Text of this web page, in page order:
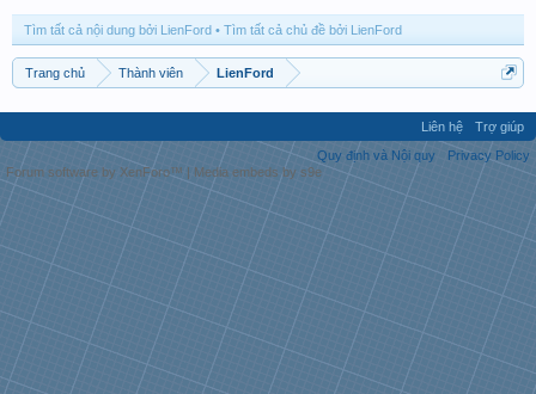
Tìm tất cả nội dung bởi LienFord Tìm tất cả chủ đề bởi LienFord
Trang chủ Thành viên LienFord
Liên hệ
Trợ giúp
Quy định và Nội quy
Privacy Policy
Forum software by XenForo™ | Media embeds by s9e